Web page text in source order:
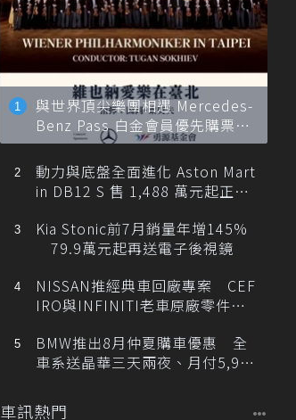
與世界頂尖樂團相遇 Mercedes-
Benz Pass 白金會員優先購票維
也納愛樂
動力與底盤全面進化 Aston Mart
in DB12 S 售 1,488 萬元起正式
Kia Stonic前7月銷量年增145%
79.9萬元起再送電子後視鏡
NISSAN推經典車回廠專案 CEF
IRO與INFINITI老車原廠零件最
BMW推出8月仲夏購車優惠 全
車系送晶華三天兩夜、月付5,900
車訊熱門